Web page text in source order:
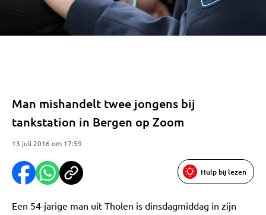
Man mishandelt twee jongens bij
tankstation in Bergen op Zoom
13 juli 2016 om 17:59
Hulp bij lezen
Een 54-jarige man uit Tholen is dinsdagmiddag in zijn